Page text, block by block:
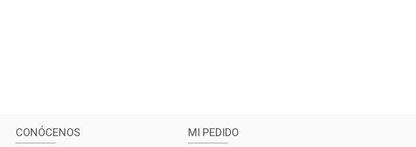
CONÓCENOS MI PEDIDO